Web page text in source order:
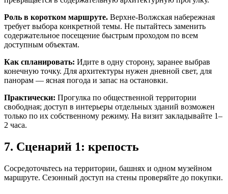
Роль в коротком маршруте. Верхне-Волжская набережная
требует выбора конкретной темы. Не пытайтесь заменить
содержательное посещение быстрым проходом по всем
доступным объектам.
Как спланировать: Идите в одну сторону, заранее выбрав
конечную точку. Для архитектуры нужен дневной свет, для
панорам — ясная погода и запас на остановки.
Практически: Прогулка по общественной территории
свободная; доступ в интерьеры отдельных зданий возможен
только по их собственному режиму. На визит закладывайте 1–
2 часа.
7. Сценарий 1: крепость
Сосредоточьтесь на территории, башнях и одном музейном
маршруте. Сезонный доступ на стены проверяйте до покупки.